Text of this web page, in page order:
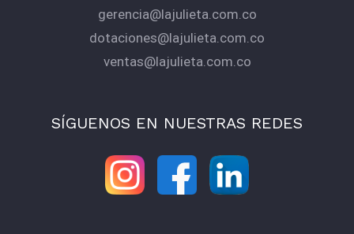
gerencia@lajulieta.com.co
dotaciones@lajulieta.com.co
ventas@lajulieta.com.co
SÍGUENOS EN NUESTRAS REDES